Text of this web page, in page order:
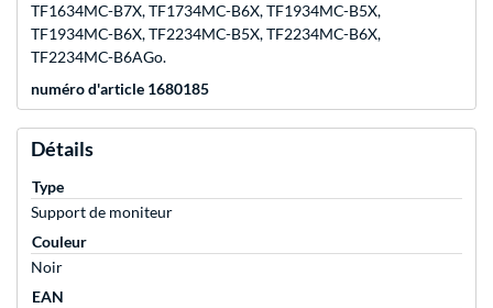
TF1634MC-B7X, TF1734MC-B6X, TF1934MC-B5X,
TF1934MC-B6X, TF2234MC-B5X, TF2234MC-B6X,
TF2234MC-B6AGo.
numéro d'article 1680185
Détails
Type
Support de moniteur
Couleur
Noir
EAN